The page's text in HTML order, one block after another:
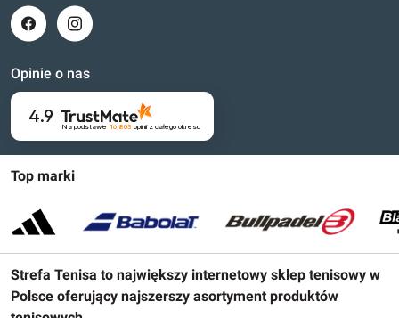
Top marki
Strefa Tenisa to największy internetowy sklep tenisowy w
Polsce oferujący najszerszy asortyment produktów
Opinie o nas
4.9
Na podstawie 16 803 opinii z całego okresu